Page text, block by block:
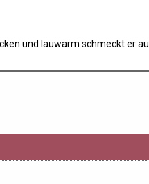
und lauwarm schmeckt er